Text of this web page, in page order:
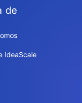
de
IdeaScale